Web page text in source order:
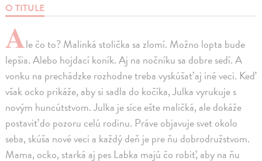
O TITULE
Ale čo to? Malinká stolička sa zlomí. Možno lopta bude
lepšia. Alebo hojdací koník. Aj na nočníku sa dobre sedí. A
vonku na prechádzke rozhodne treba vyskúšať aj iné veci. Keď
však ocko prikáže, aby si sadla do kočíka, Julka vyrukuje s
novým huncútstvom. Julka je síce ešte maličká, ale dokáže
postaviť do pozoru celú rodinu. Práve objavuje svet okolo
seba, skúša nové veci a každý deň je pre ňu dobrodružstvom.
Mama, ocko, starká aj pes Labka majú čo robiť, aby na ňu